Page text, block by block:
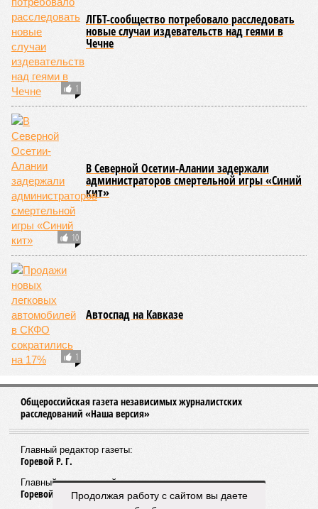
1
ЛГБТ-сообщество потребовало расследовать
новые случаи издевательств над геями в
Чечне
10
В Северной Осетии-Алании задержали
администраторов смертельной игры «Синий
кит»
1
Автоспад на Кавказе
Общероссийская газета независимых журналистских
расследований «Наша версия»
Главный редактор газеты:
Горевой Р. Г.
Главный редактор сайта:
Горевой Р. Г.Продолжая работу с сайтом вы даете